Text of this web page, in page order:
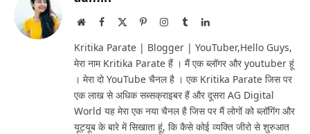
WebsiteFacebook PinterestInstagram
TumblrLinkedIn
Kritika Parate | Blogger | YouTuber,Hello Guys,
मेरा नाम Kritika Parate हैं । मैं एक ब्लॉगर और youtuber हूं
। मेरा दो YouTube चैनल है । एक Kritika Parate जिस पर
एक लाख से अधिक सब्सक्राइबर हैं और दूसरा AG Digital
World यह मेरा एक नया चैनल है जिस पर मैं लोगों को ब्लॉगिंग और
यूट्यूब के बारे में सिखाता हूं, कि कैसे कोई व्यक्ति जीरो से शुरुआत